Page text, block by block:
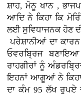
ਸ਼ਾਹ, ਮੋਨੂ ਖਾਨ ,
ਆਦਿ ਨੇ ਕਿਹਾ ਕਿ
ਲਈ ਸੁਵਿਧਾਜਨਕ ਹੋਣ
ਪਰੇਸ਼ਾਨੀਆਂ ਦਾ
ਓਵਰਬ੍ਰਿਜ
ਰਾਹਗੀਰਾਂ ਨੂੰ
ਇਹਨਾਂ ਆਗੂਆਂ ਨੇ ਕਿਹਾ
ਦਾ ਕੰਮ 95 ਲੱਖ